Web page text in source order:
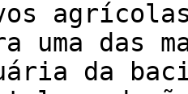
uma das
da